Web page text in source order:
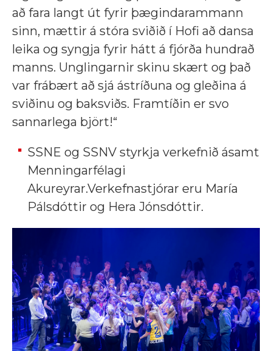
að fara langt út fyrir þægindarammann
sinn, mættir á stóra sviðið í Hofi að dansa
leika og syngja fyrir hátt á fjórða hundrað
manns. Unglingarnir skinu skært og það
var frábært að sjá ástríðuna og gleðina á
sviðinu og baksviðs. Framtíðin er svo
sannarlega björt!“
SSNE og SSNV styrkja verkefnið ásamt
Menningarfélagi
Akureyrar.Verkefnastjórar eru María
Pálsdóttir og Hera Jónsdóttir.